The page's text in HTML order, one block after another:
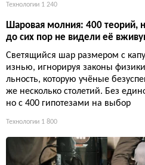
Технологии 1 240
Шаровая молния: 400 теорий,
до сих пор не видели её
Светящийся шар размером с
изнью, игнорируя законы
льность, которую учёные
же несколько столетий. Без
но с 400 гипотезами на выбор
Технологии 1 800